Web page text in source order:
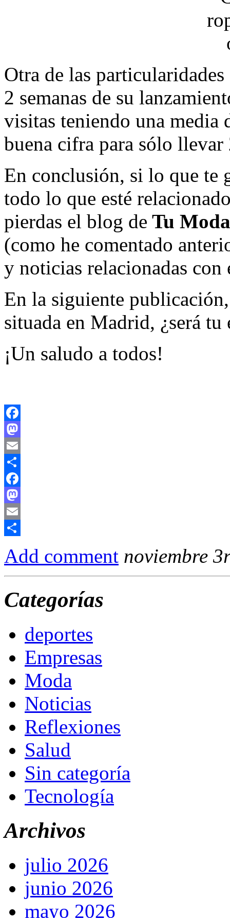
Otra de las
2 semanas de su
visitas teniendo una media
buena cifra para sólo
En conclusión, si lo que te
todo lo que esté
pierdas el blog de Tu
(como he comentado
y noticias relacionadas
En la siguiente
situada en Madrid, ¿será tu
¡Un saludo a todos!
Facebook
Mastodon
Email
Compartir
Facebook
Mastodon
Email
Add comment noviembre
Categorías
deportes
Empresas
Moda
Noticias
Reflexiones
Salud
Sin categoría
Tecnología
Archivos
julio 2026
junio 2026
mayo 2026